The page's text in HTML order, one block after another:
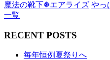
魔法の靴下❅エアライズ やっ
一覧
RECENT POSTS
毎年恒例夏祭りへ